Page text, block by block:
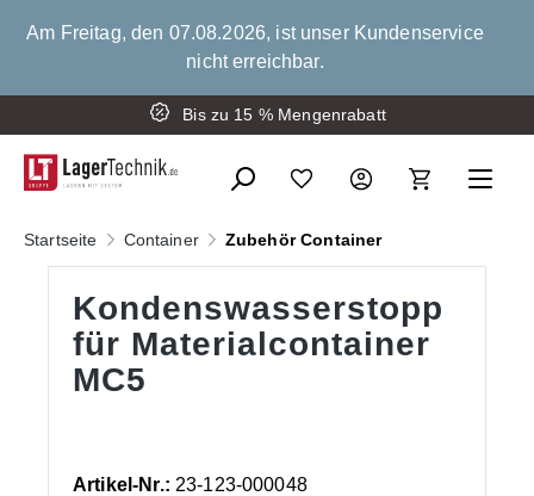
springen
Am Freitag, den 07.08.2026, ist unser Kundenservice
nicht erreichbar.
Bis zu 15 % Mengenrabatt
Montage der Schwerlastregale
Startseite Container Zubehör Container
Kondenswasserstopp
für Materialcontainer
MC5
Artikel-Nr.: 23-123-000048